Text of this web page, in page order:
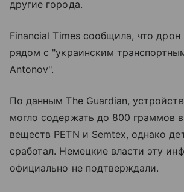
другие города.
Financial Times сообщила, что дрон
рядом с "украинским
Antonov".
По данным The Guardian,
могло содержать до 800 граммов
веществ PETN и Semtex, однако
сработал. Немецкие власти эту
официально не подтверждали.